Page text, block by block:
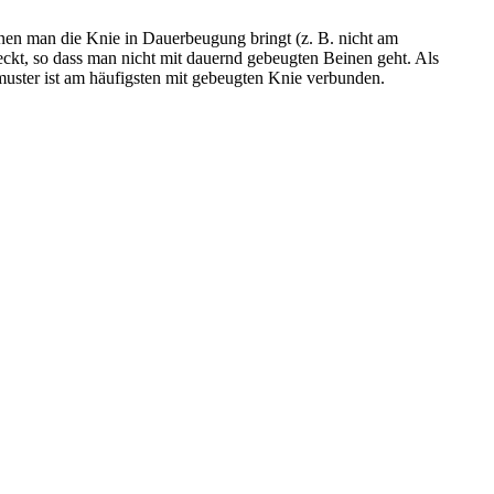
man die Knie in Dauerbeugung bringt (z. B. nicht am
so dass man nicht mit dauernd gebeugten Beinen geht. Als
ist am häufigsten mit gebeugten Knie verbunden.